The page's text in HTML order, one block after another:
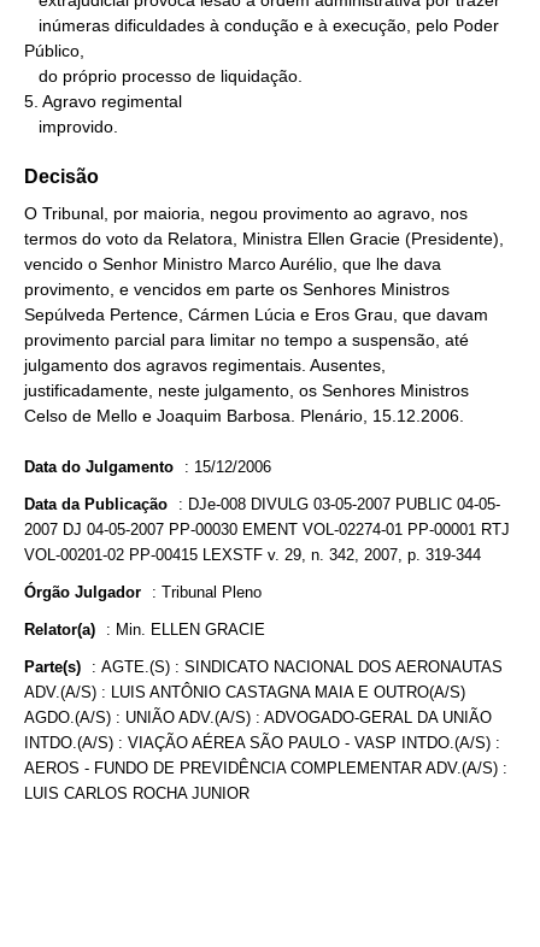
Público,
5. Agravo regimental
   improvido.
Decisão
O Tribunal, por maioria, negou provimento ao agravo, nos
termos do voto da Relatora, Ministra Ellen Gracie (Presidente),
vencido o Senhor Ministro Marco Aurélio, que lhe dava
provimento, e vencidos em parte os Senhores Ministros
Sepúlveda Pertence, Cármen Lúcia e Eros Grau, que davam
provimento parcial para limitar no tempo a suspensão, até
julgamento dos agravos regimentais. Ausentes,
justificadamente, neste julgamento, os Senhores Ministros
Celso de Mello e Joaquim Barbosa. Plenário, 15.12.2006.
Data do Julgamento : 15/12/2006
Data da Publicação : DJe-008 DIVULG 03-05-2007 PUBLIC 04-05-
2007 DJ 04-05-2007 PP-00030 EMENT VOL-02274-01 PP-00001 RTJ
VOL-00201-02 PP-00415 LEXSTF v. 29, n. 342, 2007, p. 319-344
Órgão Julgador : Tribunal Pleno
Relator(a) : Min. ELLEN GRACIE
Parte(s) : AGTE.(S) : SINDICATO NACIONAL DOS AERONAUTAS
ADV.(A/S) : LUIS ANTÔNIO CASTAGNA MAIA E OUTRO(A/S)
AGDO.(A/S) : UNIÃO ADV.(A/S) : ADVOGADO-GERAL DA UNIÃO
INTDO.(A/S) : VIAÇÃO AÉREA SÃO PAULO - VASP INTDO.(A/S) :
AEROS - FUNDO DE PREVIDÊNCIA COMPLEMENTAR ADV.(A/S) :
LUIS CARLOS ROCHA JUNIOR